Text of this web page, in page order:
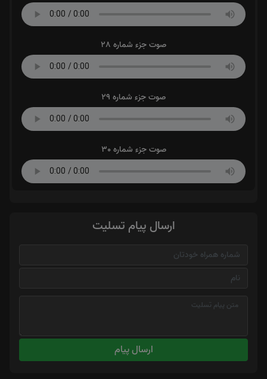
صوت جزء شماره 28
صوت جزء شماره 29
صوت جزء شماره 30
ارسال پیام تسلیت
ارسال پیام